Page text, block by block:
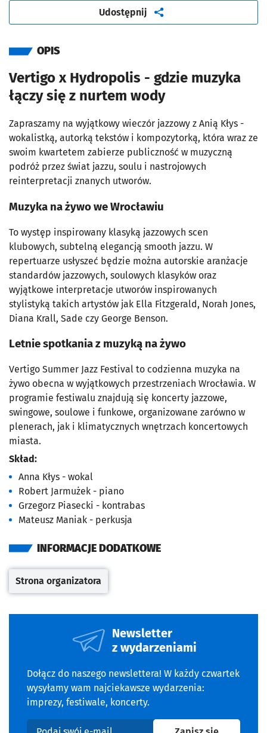
Udostępnij artykuł
OPIS
Vertigo x Hydropolis - gdzie muzyka
łączy się z nurtem wody
Zapraszamy na wyjątkowy wieczór jazzowy z Anią Kłys -
wokalistką, autorką tekstów i kompozytorką, która wraz ze
swoim kwartetem zabierze publiczność w muzyczną
podróż przez świat jazzu, soulu i nastrojowych
reinterpretacji znanych utworów.
Muzyka na żywo we Wrocławiu
To występ inspirowany klasyką jazzowych scen
klubowych, subtelną elegancją smooth jazzu. W
repertuarze usłyszeć będzie można autorskie aranżacje
standardów jazzowych, soulowych klasyków oraz
wyjątkowe interpretacje utworów inspirowanych
stylistyką takich artystów jak Ella Fitzgerald, Norah Jones,
Diana Krall, Sade czy George Benson.
Letnie spotkania z muzyką na żywo
Vertigo Summer Jazz Festival to codzienna muzyka na
żywo obecna w wyjątkowych przestrzeniach Wrocławia. W
programie festiwalu znajdują się koncerty jazzowe,
swingowe, soulowe i funkowe, organizowane zarówno w
plenerach, jak i klimatycznych wnętrzach koncertowych
miasta.
Skład:
Anna Kłys - wokal
Robert Jarmużek - piano
Grzegorz Piasecki - kontrabas
Mateusz Maniak - perkusja
INFORMACJE DODATKOWE
Otwiera się w nowej karcie
Strona organizatora
Newsletter
z wydarzeniami
Dołącz do naszego newslettera! W każdy czwartek
wysyłamy wam najciekawsze wydarzenia:
imprezy, festiwale, koncerty.